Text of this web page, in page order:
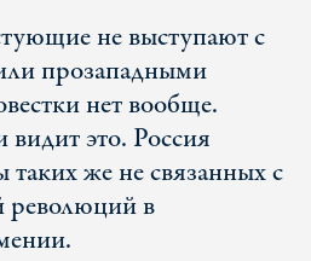
не выступают с
прозападными
нет вообще.
это. Россия
таких же не связанных с
революций в